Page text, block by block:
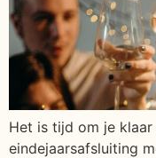
Het is tijd om je
eindejaarsafsluiting